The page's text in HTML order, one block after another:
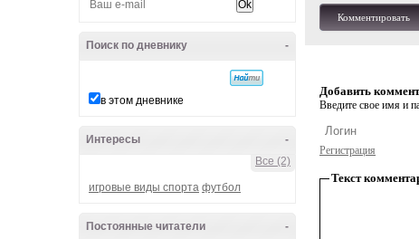
-
Поиск по дневнику
в этом дневнике
-
Интересы
Все (2)
игровые виды спорта футбол
-
Постоянные читатели
Комментировать
Добавить
Введите свое имя и
Регистрация
Текст